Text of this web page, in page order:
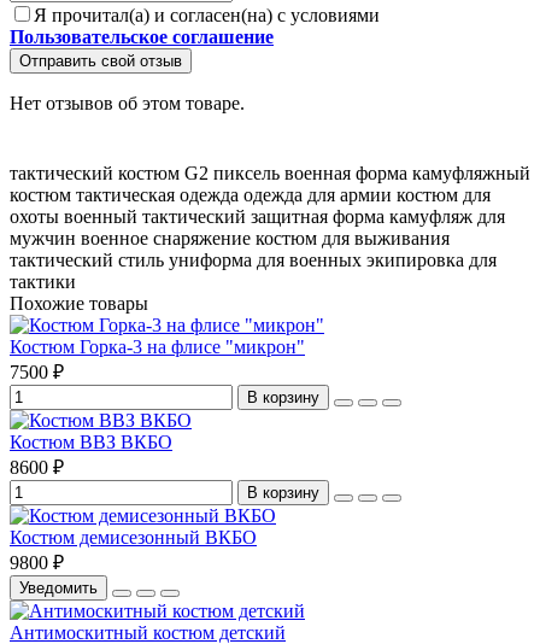
Я прочитал(а) и согласен(на) с условиями
Пользовательское соглашение
Отправить свой отзыв
Нет отзывов об этом товаре.
тактический костюм G2 пиксель военная форма камуфляжный
костюм тактическая одежда одежда для армии костюм для
охоты военный тактический защитная форма камуфляж для
мужчин военное снаряжение костюм для выживания
тактический стиль униформа для военных экипировка для
тактики
Похожие товары
Костюм Горка-3 на флисе "микрон"
7500 ₽
В корзину
Костюм ВВЗ ВКБО
8600 ₽
В корзину
Костюм демисезонный ВКБО
9800 ₽
Уведомить
Антимоскитный костюм детский